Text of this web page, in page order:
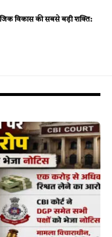
विकास की सबसे बड़ी शक्ति: